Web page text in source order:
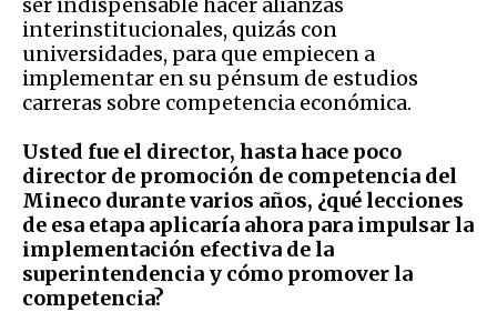
interinstitucionales, quizás con
universidades, para que empiecen a
implementar en su pénsum de estudios
carreras sobre competencia económica.
Usted fue el director, hasta hace poco
director de promoción de competencia del
Mineco durante varios años, ¿qué lecciones
de esa etapa aplicaría ahora para impulsar la
implementación efectiva de la
superintendencia y cómo promover la
competencia?